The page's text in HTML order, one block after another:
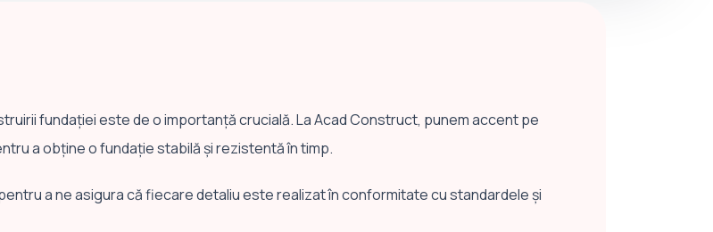
fundației este de o importanță crucială. La Acad Construct, punem accent pe
a obține o fundație stabilă și rezistentă în timp.
a ne asigura că fiecare detaliu este realizat în conformitate cu standardele și